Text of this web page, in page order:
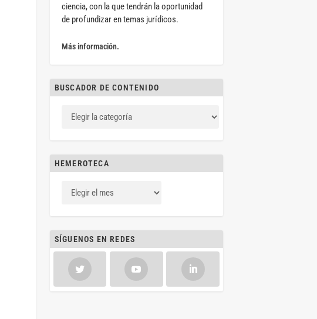
ciencia, con la que tendrán la oportunidad
de profundizar en temas jurídicos.
Más información.
BUSCADOR DE CONTENIDO
HEMEROTECA
SÍGUENOS EN REDES